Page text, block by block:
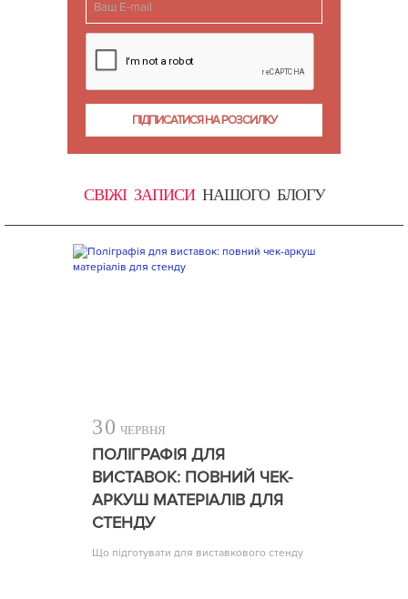
СВІЖІ ЗАПИСИНАШОГО БЛОГУ
30 ЧЕРВНЯ
ПОЛІГРАФІЯ ДЛЯ
ВИСТАВОК: ПОВНИЙ ЧЕК-
АРКУШ МАТЕРІАЛІВ ДЛЯ
СТЕНДУ
Що підготувати для виставкового стенду